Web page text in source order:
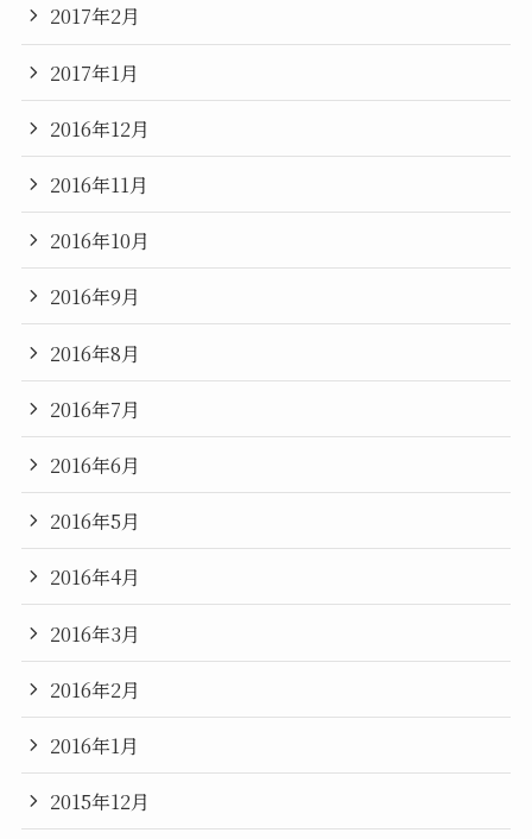
2017年2月
2017年1月
2016年12月
2016年11月
2016年10月
2016年9月
2016年8月
2016年7月
2016年6月
2016年5月
2016年4月
2016年3月
2016年2月
2016年1月
2015年12月